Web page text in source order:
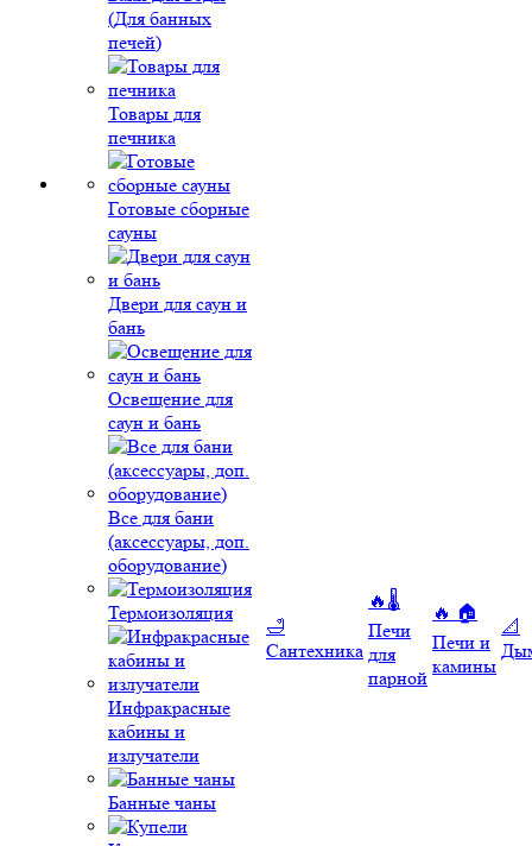
(Для банных
печей)
Товары для
печника
Готовые сборные
сауны
Двери для саун и
бань
Освещение для
саун и бань
Все для бани
(аксессуары, доп.
оборудование)
Термоизоляция
Инфракрасные
кабины и
излучатели
Банные чаны
🛁
Сантехника
🔥🌡️
Печи
для
парной
🔥 🏠
Печи и
камины
📐